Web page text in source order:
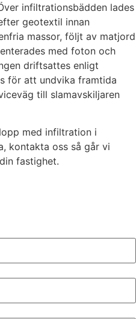
infiltrationsbädden lades
geotextil innan
massor, följt av matjord
med foton och
driftsattes enligt
för att undvika framtida
till slamavskiljaren
med infiltration i
kontakta oss så går vi
fastighet.